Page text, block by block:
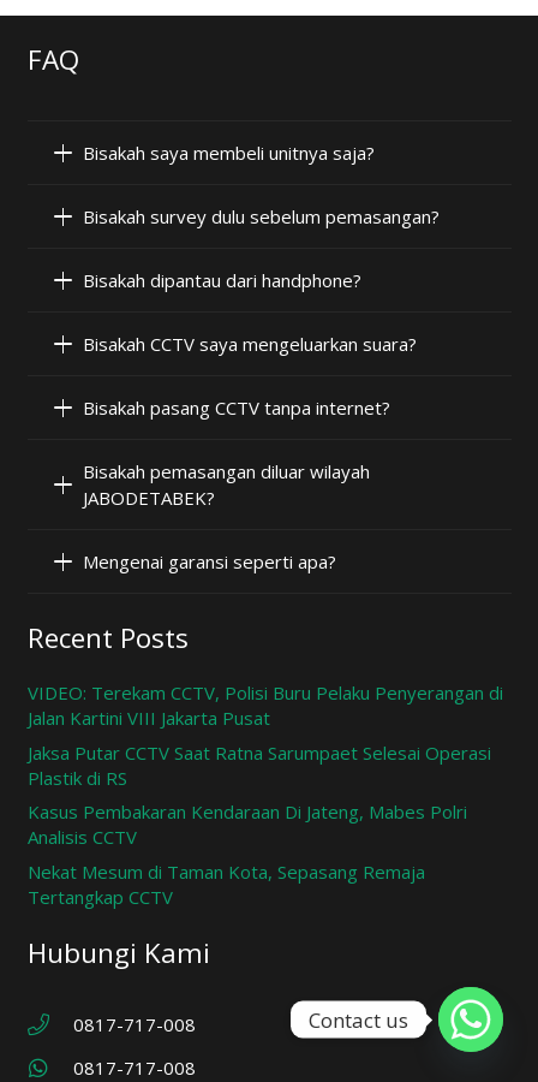
FAQ
Bisakah saya membeli unitnya saja?
Bisakah survey dulu sebelum pemasangan?
Bisakah dipantau dari handphone?
Bisakah CCTV saya mengeluarkan suara?
Bisakah pasang CCTV tanpa internet?
Bisakah pemasangan diluar wilayah
JABODETABEK?
Mengenai garansi seperti apa?
Recent Posts
VIDEO: Terekam CCTV, Polisi Buru Pelaku Penyerangan di
Jalan Kartini VIII Jakarta Pusat
Jaksa Putar CCTV Saat Ratna Sarumpaet Selesai Operasi
Plastik di RS
Kasus Pembakaran Kendaraan Di Jateng, Mabes Polri
Analisis CCTV
Nekat Mesum di Taman Kota, Sepasang Remaja
Tertangkap CCTV
Hubungi Kami
0817-717-008
0817-717-008
Contact us